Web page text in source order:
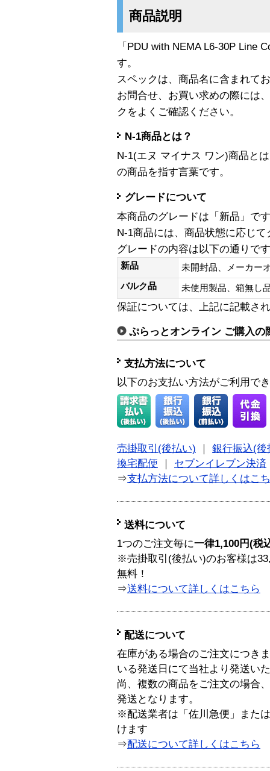
商品説明
「PDU with NEMA L6-30P Line
す。
スペックは、商品名に含まれて
お問合せ、お買い求めの際には
クをよくご確認ください。
N-1商品とは？
N-1(エヌ マイナス ワン)商品と
の商品を指す言葉です。
グレードについて
本商品のグレードは「新品」です
N-1商品には、商品状態に応じ
グレードの内容は以下の通りで
新品
未開封品、メーカー
バルク品
未使用製品、箱無
保証については、上記に記載さ
ぷらっとオンライン ご購入の
支払方法について
以下のお支払い方法がご利用で
売掛取引(後払い)
銀行振込(後
換宅配便
セブンイレブン決済
⇒支払方法について詳しくはこ
送料について
1つのご注文毎に一律1,100円(税
※売掛取引(後払い)のお客様は
無料！
⇒送料について詳しくはこちら
配送について
在庫がある場合のご注文につき
いる発送日にて当社より発送い
尚、複数の商品をご注文の場合
発送となります。
※配送業者は「佐川急便」また
けます
⇒配送について詳しくはこちら